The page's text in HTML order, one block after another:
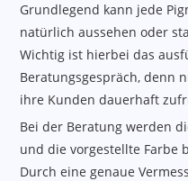
Grundlegend kann jede
natürlich aussehen oder
Wichtig ist hierbei das
Beratungsgespräch, denn
ihre Kunden dauerhaft
Bei der Beratung werden
und die vorgestellte Farbe
Durch eine genaue